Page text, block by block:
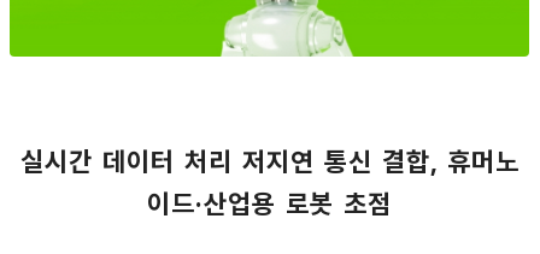
실시간 데이터 처리 저지연 통신 결합, 휴머노
이드·산업용 로봇 초점